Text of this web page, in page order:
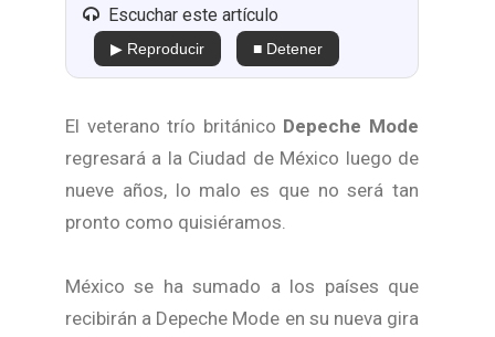
Escuchar este artículo
▶ Reproducir ■ Detener
El veterano trío británico Depeche Mode
regresará a la Ciudad de México luego de
nueve años, lo malo es que no será tan
pronto como quisiéramos.
México se ha sumado a los países que
recibirán a Depeche Mode en su nueva gira